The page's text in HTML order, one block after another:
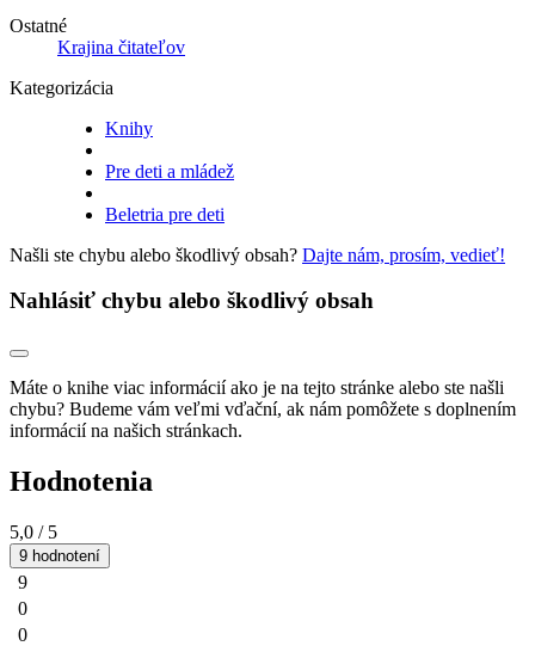
Ostatné
Krajina čitateľov
Kategorizácia
Knihy
Pre deti a mládež
Beletria pre deti
Našli ste chybu alebo škodlivý obsah? Dajte nám, prosím, vedieť!
Nahlásiť chybu alebo škodlivý obsah
Máte o knihe viac informácií ako je na tejto stránke alebo ste našli
chybu? Budeme vám veľmi vďační, ak nám pomôžete s doplnením
informácií na našich stránkach.
Hodnotenia
5,0 / 5
9 hodnotení
9
0
0